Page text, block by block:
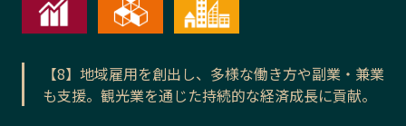
【8】地域雇用を創出し、多様な働き方や副業・兼業
も支援。観光業を通じた持続的な経済成長に貢献。